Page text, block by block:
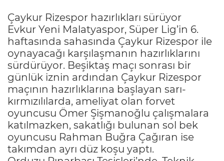
Çaykur Rizespor hazırlıkları sürüyor
Evkur Yeni Malatyaspor, Süper Lig’in 6.
haftasında sahasında Çaykur Rizespor ile
oynayacağı karşılaşmanın hazırlıklarını
sürdürüyor. Beşiktaş maçı sonrası bir
günlük iznin ardından Çaykur Rizespor
maçının hazırlıklarına başlayan sarı-
kırmızılılarda, ameliyat olan forvet
oyuncusu Ömer Şişmanoğlu çalışmalara
katılmazken, sakatlığı bulunan sol bek
oyuncusu Rahman Buğra Çağıran ise
takımdan ayrı düz koşu yaptı.